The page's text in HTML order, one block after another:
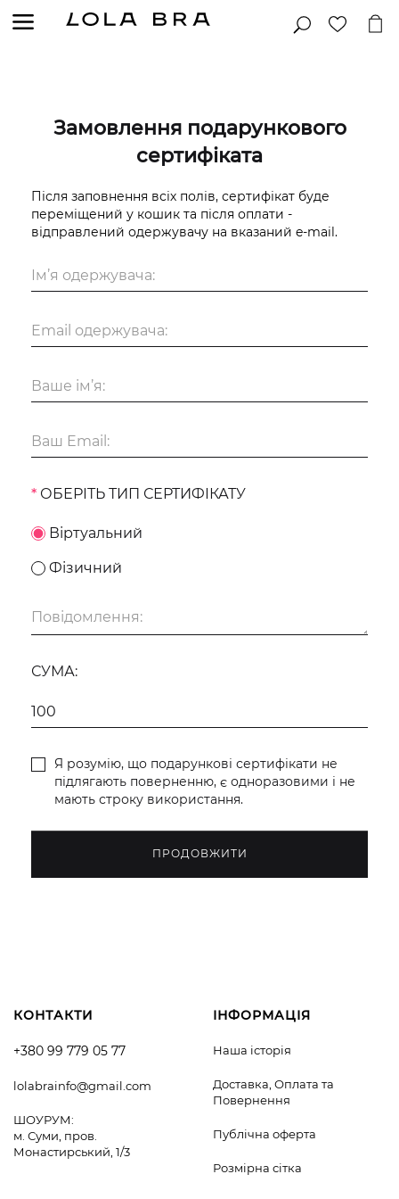
Замовлення подарункового
сертифіката
Після заповнення всіх полів, сертифікат буде
переміщений у кошик та після оплати -
відправлений одержувачу на вказаний e-mail.
ОБЕРІТЬ ТИП СЕРТИФІКАТУ
Віртуальний
Фізичний
СУМА:
Я розумію, що подарункові сертифікати не
підлягають поверненню, є одноразовими і не
мають строку використання.
КОНТАКТИ
+380 99 779 05 77
lolabrainfo@gmail.com
ШОУРУМ:
м. Суми, пров.
Монастирський, 1/3
ІНФОРМАЦІЯ
Наша історія
Доставка, Оплата та
Повернення
Публічна оферта
Розмірна сітка